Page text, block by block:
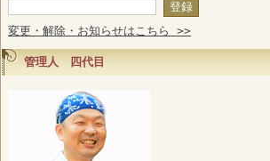
変更・解除・お知らせはこちら >>
管理人 四代目